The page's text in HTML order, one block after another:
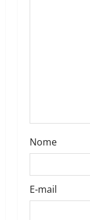
Nome
E-mail